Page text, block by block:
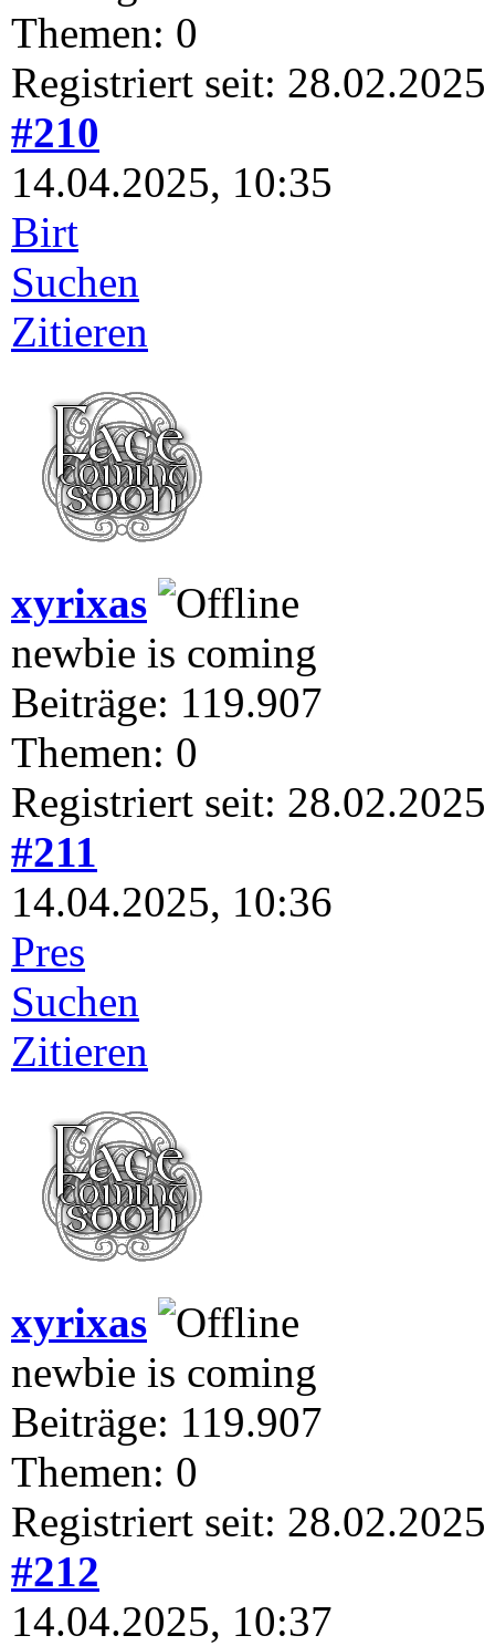
Themen: 0
Registriert seit: 28.02.2025
#210
14.04.2025, 10:35
Birt
Suchen
Zitieren
xyrixas
newbie is coming
Beiträge: 119.907
Themen: 0
Registriert seit: 28.02.2025
#211
14.04.2025, 10:36
Pres
Suchen
Zitieren
xyrixas
newbie is coming
Beiträge: 119.907
Themen: 0
Registriert seit: 28.02.2025
#212
14.04.2025, 10:37